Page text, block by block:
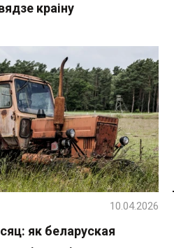
краіну
як беларуская
10.04.2026